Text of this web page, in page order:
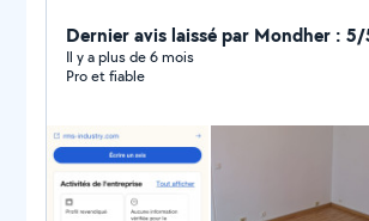
nombreuses maisons de la noyade et
serrures de la détresses ! Vous
abordable ? Je suis votre solution !
Dernier avis laissé par Mondher : 5/
Il y a plus de 6 mois
Pro et fiable